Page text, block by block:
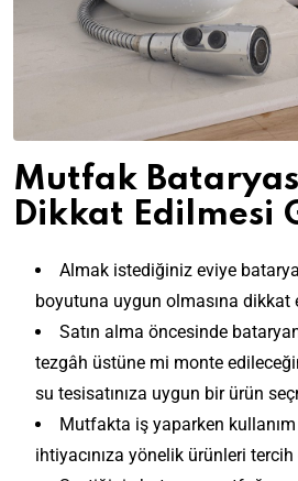
Mutfak
Dikkat Edilmesi
Almak istediğiniz eviye
boyutuna uygun olmasına dikkat
Satın alma öncesinde
tezgâh üstüne mi monte
su tesisatınıza uygun bir ürün
Mutfakta iş yaparken kullanım
ihtiyacınıza yönelik ürünleri